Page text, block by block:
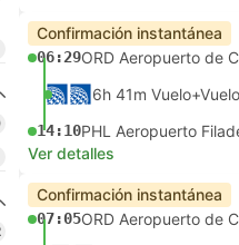
Confirmación instantánea
06:29ORD Aeropuerto de
6h 41m
14:10PHL Aeropuerto
Ver detalles
Confirmación instantánea
07:05ORD Aeropuerto de